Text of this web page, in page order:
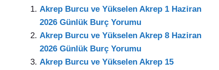
Akrep Burcu ve Yükselen Akrep 1 Haziran
2026 Günlük Burç Yorumu
Akrep Burcu ve Yükselen Akrep 8 Haziran
2026 Günlük Burç Yorumu
Akrep Burcu ve Yükselen Akrep 15